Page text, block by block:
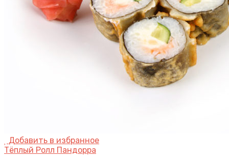
Добавить в избранное
Тёплый Ролл Пандорра